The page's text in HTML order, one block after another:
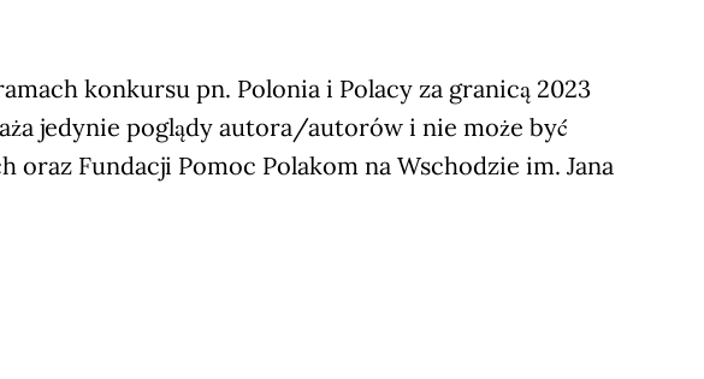
konkursu pn. Polonia i Polacy za granicą 2023
jedynie poglądy autora/autorów i nie może być
Fundacji Pomoc Polakom na Wschodzie im. Jana